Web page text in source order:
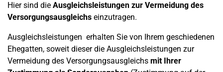
Hier sind die Ausgleichsleistungen zur Vermeidung des
Versorgungsausgleichs einzutragen.
Ausgleichsleistungen erhalten Sie von Ihrem geschiedenen
Ehegatten, soweit dieser die Ausgleichsleistungen zur
Vermeidung des Versorgungsausgleichs mit Ihrer